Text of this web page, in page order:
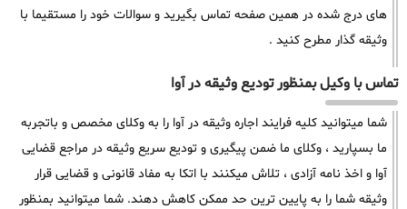
های درج شده در همین صفحه تماس بگیرید و سوالات خود را مستقیما با
وثیقه گذار مطرح کنید .
تماس با وکیل بمنظور تودیع وثیقه در آوا
شما میتوانید کلیه فرایند اجاره وثیقه در آوا را به وکلای مخصص و باتجربه
ما بسپارید ، وکلای ما ضمن پیگیری و تودیع سریع وثیقه در مراجع قضایی
آوا و اخذ نامه آزادی ، تلاش میکنند با اتکا به مفاد قانونی و قضایی قرار
وثیقه شما را به پایین ترین حد ممکن کاهش دهند. شما میتوانید بمنظور